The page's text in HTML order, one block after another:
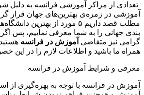
تعدادی از مراکز آموزشی فرانسه به دلیل
آموزشی در زمره‌ی بهترین‌های جهان قرار
مطلب قصد داریم ۵ مورد از بهترین
بندی جهانی را به شما معرفی نماییم، پس
گرامی نیز متقاضی آموزش در فرانسه هستید
همراه ما باشید و اطلاعات لازم را در این
معرفی و شرایط آموزش در فرانسه
آموزش در فرانسه با توجه به بهره‌گیری از